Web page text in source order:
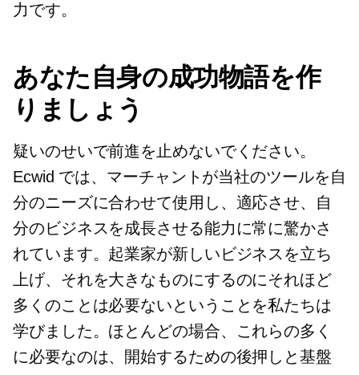
力です。
あなた自身の成功物語を作
りましょう
疑いのせいで前進を止めないでください。
Ecwid では、マーチャントが当社のツールを自
分のニーズに合わせて使用​​し、適応させ、自
分のビジネスを成長させる能力に常に驚かさ
れています。起業家が新しいビジネスを立ち
上げ、それを大きなものにするのにそれほど
多くのことは必要ないということを私たちは
学びました。ほとんどの場合、これらの多く
に必要なのは、開始するための後押しと基盤